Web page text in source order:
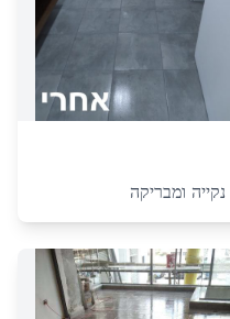
ומבריקה